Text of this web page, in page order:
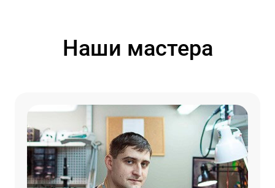
Наши мастера